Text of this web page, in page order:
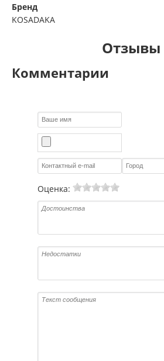
Бренд
KOSADAKA
Отзывы
Комментарии
Оценка: